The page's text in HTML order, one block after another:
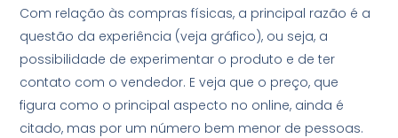
Com relação às compras físicas, a principal razão é a
questão da experiência (veja gráfico), ou seja, a
possibilidade de experimentar o produto e de ter
contato com o vendedor. E veja que o preço, que
figura como o principal aspecto no online, ainda é
citado, mas por um número bem menor de pessoas.